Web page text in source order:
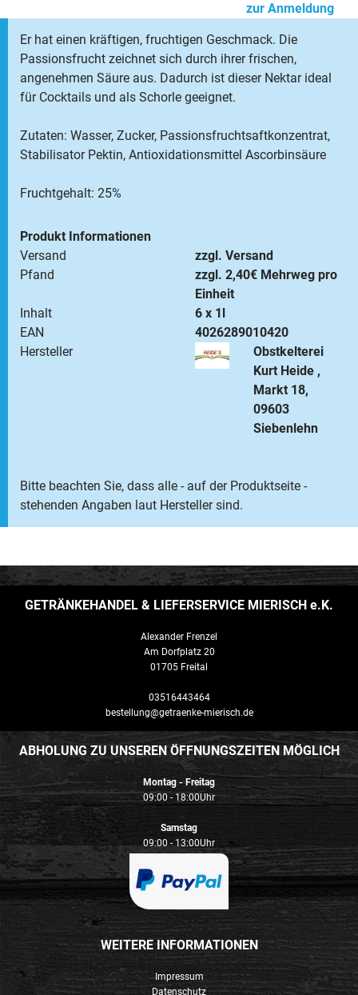
zur Anmeldung
Er hat einen kräftigen, fruchtigen Geschmack. Die
Passionsfrucht zeichnet sich durch ihrer frischen,
angenehmen Säure aus. Dadurch ist dieser Nektar ideal
für Cocktails und als Schorle geeignet.
Zutaten: Wasser, Zucker, Passionsfruchtsaftkonzentrat,
Stabilisator Pektin, Antioxidationsmittel Ascorbinsäure
Fruchtgehalt: 25%
Produkt Informationen
Versand
zzgl. Versand
Pfand
zzgl. 2,40€ Mehrweg pro
Einheit
Inhalt
6 x 1l
EAN
4026289010420
Hersteller
Obstkelterei
Kurt Heide ,
Markt 18,
09603
Siebenlehn
Bitte beachten Sie, dass alle - auf der Produktseite -
stehenden Angaben laut Hersteller sind.
GETRÄNKEHANDEL & LIEFERSERVICE MIERISCH e.K.
Alexander Frenzel
Am Dorfplatz 20
01705 Freital
03516443464
bestellung@getraenke-mierisch.de
ABHOLUNG ZU UNSEREN ÖFFNUNGSZEITEN MÖGLICH
Montag - Freitag
09:00 - 18:00Uhr
Samstag
09:00 - 13:00Uhr
WEITERE INFORMATIONEN
Impressum
Datenschutz